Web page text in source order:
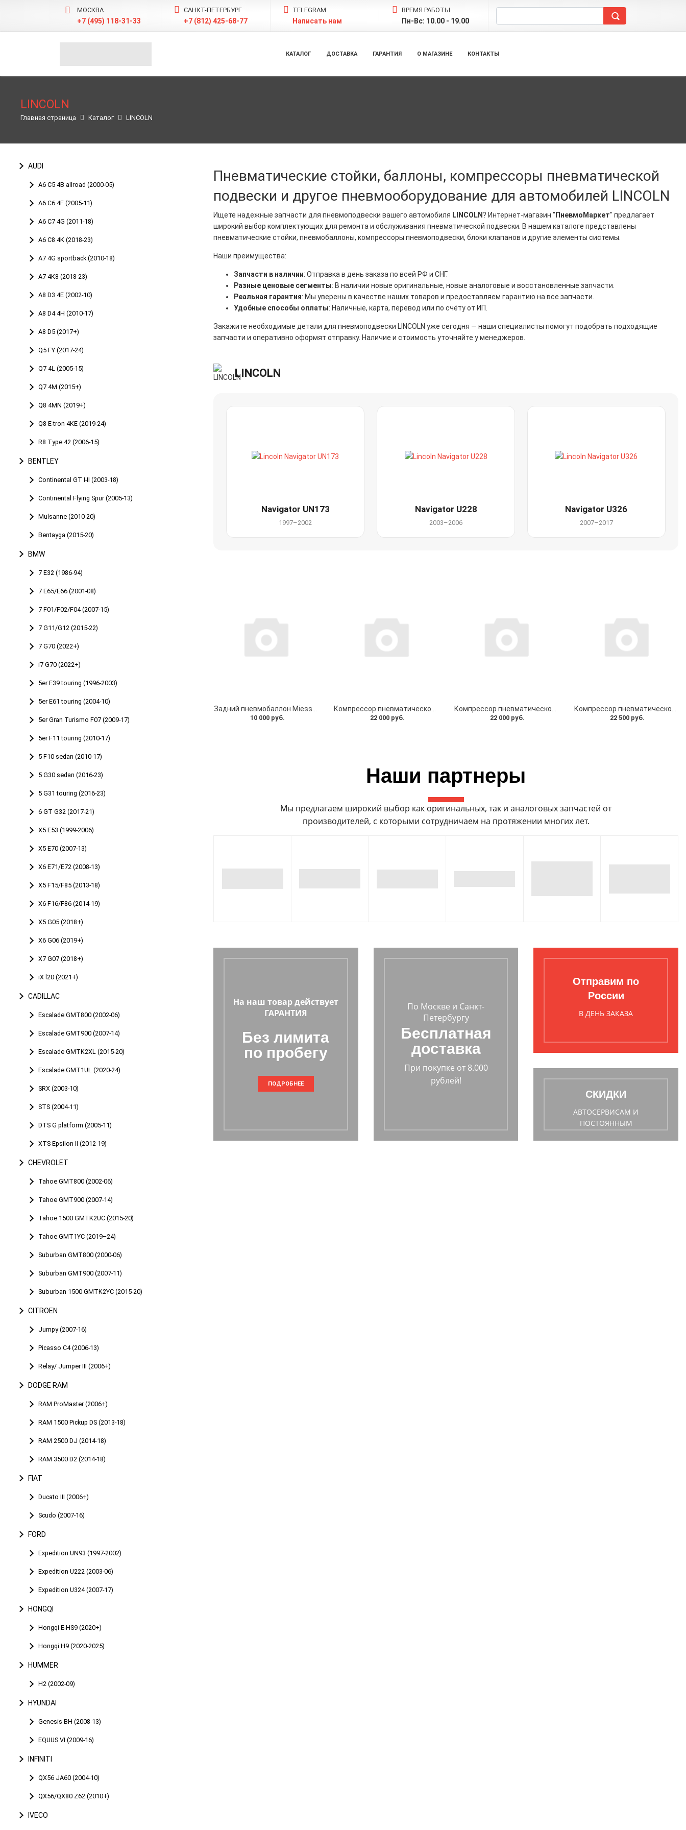
МОСКВА
+7 (495) 118-31-33
САНКТ-ПЕТЕРБУРГ
+7 (812) 425-68-77
TELEGRAM
Написать нам
ВРЕМЯ РАБОТЫ
Пн-Вс: 10.00 - 19.00
КАТАЛОГ ДОСТАВКА ГАРАНТИЯ О МАГАЗИНЕ КОНТАКТЫ
LINCOLN
Главная страница Каталог LINCOLN
AUDI
A6 C5 4B allroad (2000-05)
A6 С6 4F (2005-11)
A6 C7 4G (2011-18)
A6 C8 4K (2018-23)
A7 4G sportback (2010-18)
A7 4K8 (2018-23)
A8 D3 4E (2002-10)
A8 D4 4H (2010-17)
A8 D5 (2017+)
Q5 FY (2017-24)
Q7 4L (2005-15)
Q7 4M (2015+)
Q8 4MN (2019+)
Q8 E-tron 4KE (2019-24)
R8 Type 42 (2006-15)
BENTLEY
Continental GT I-II (2003-18)
Continental Flying Spur (2005-13)
Mulsanne (2010-20)
Bentayga (2015-20)
BMW
7 E32 (1986-94)
7 E65/E66 (2001-08)
7 F01/F02/F04 (2007-15)
7 G11/G12 (2015-22)
7 G70 (2022+)
i7 G70 (2022+)
5er E39 touring (1996-2003)
5er E61 touring (2004-10)
5er Gran Turismo F07 (2009-17)
5er F11 touring (2010-17)
5 F10 sedan (2010-17)
5 G30 sedan (2016-23)
5 G31 touring (2016-23)
6 GT G32 (2017-21)
X5 E53 (1999-2006)
X5 E70 (2007-13)
X6 E71/E72 (2008-13)
X5 F15/F85 (2013-18)
X6 F16/F86 (2014-19)
X5 G05 (2018+)
X6 G06 (2019+)
X7 G07 (2018+)
iX l20 (2021+)
CADILLAC
Escalade GMT800 (2002-06)
Escalade GMT900 (2007-14)
Escalade GMTK2XL (2015-20)
Escalade GMT1UL (2020-24)
SRX (2003-10)
STS (2004-11)
DTS G platform (2005-11)
XTS Epsilon II (2012-19)
CHEVROLET
Tahoe GMT800 (2002-06)
Tahoe GMT900 (2007-14)
Tahoe 1500 GMTK2UC (2015-20)
Tahoe GMT1YC (2019–24)
Suburban GMT800 (2000-06)
Suburban GMT900 (2007-11)
Suburban 1500 GMTK2YC (2015-20)
CITROEN
Jumpy (2007-16)
Picasso C4 (2006-13)
Relay/ Jumper III (2006+)
DODGE RAM
RAM ProMaster (2006+)
RAM 1500 Pickup DS (2013-18)
RAM 2500 DJ (2014-18)
RAM 3500 D2 (2014-18)
FIAT
Ducato III (2006+)
Scudo (2007-16)
FORD
Expedition UN93 (1997-2002)
Expedition U222 (2003-06)
Expedition U324 (2007-17)
HONGQI
Hongqi E-HS9 (2020+)
Hongqi H9 (2020-2025)
HUMMER
H2 (2002-09)
HYUNDAI
Genesis BH (2008-13)
EQUUS VI (2009-16)
INFINITI
QX56 JA60 (2004-10)
QX56/QX80 Z62 (2010+)
IVECO
Пневматические стойки, баллоны, компрессоры пневматической
подвески и другое пневмооборудование для автомобилей LINCOLN
Ищете надежные запчасти для пневмоподвески вашего автомобиля LINCOLN ? Интернет-магазин " ПневмоМаркет" предлагает
широкий выбор комплектующих для ремонта и обслуживания пневматической подвески. В нашем каталоге представлены
пневматические стойки, пневмобаллоны, компрессоры пневмоподвески, блоки клапанов и другие элементы системы.
Наши преимущества:
Запчасти в наличии: Отправка в день заказа по всей РФ и СНГ.
Разные ценовые сегменты: В наличии новые оригинальные, новые аналоговые и восстановленные запчасти.
Реальная гарантия: Мы уверены в качестве наших товаров и предоставляем гарантию на все запчасти.
Удобные способы оплаты: Наличные, карта, перевод или по счёту от ИП.
Закажите необходимые детали для пневмоподвески LINCOLN уже сегодня — наши специалисты помогут подобрать подходящие
запчасти и оперативно оформят отправку. Наличие и стоимость уточняйте у менеджеров.
LINCOLN
Navigator UN173
1997–2002
Navigator U228
2003–2006
Navigator U326
2007–2017
Задний пневмобаллон Miessler Automotive для Lincoln Navigator (1998-2002)
10 000 руб.
Компрессор пневматической подвески Miessler Automotive для LINCOLN Navigator (1998-2002)
22 000 руб.
Компрессор пневматической подвески Miessler Automotive для LINCOLN Navigator (2003-2006)
22 000 руб.
Компрессор пневматической подвески Miessler Automotive для Lincoln Navigator (2007-2013)
22 500 руб.
Наши партнеры
Мы предлагаем широкий выбор как оригинальных, так и аналоговых запчастей от
производителей, с которыми сотрудничаем на протяжении многих лет.
На наш товар действует
ГАРАНТИЯ
Без лимита
по пробегу
ПОДРОБНЕЕ
По Москве и Санкт-
Петербургу
Бесплатная
доставка
При покупке от 8.000
рублей!
Отправим по
России
В ДЕНЬ ЗАКАЗА
СКИДКИ
АВТОСЕРВИСАМ И
ПОСТОЯННЫМ